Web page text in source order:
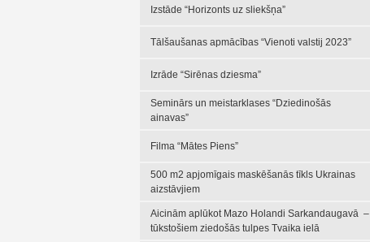
Izstāde “Horizonts uz sliekšņa”
Tālšaušanas apmācības “Vienoti valstij 2023”
Izrāde “Sirēnas dziesma”
Seminārs un meistarklases “Dziedinošās
ainavas”
Filma “Mātes Piens”
500 m2 apjomīgais maskēšanās tīkls Ukrainas
aizstāvjiem
Aicinām aplūkot Mazo Holandi Sarkandaugavā –
tūkstošiem ziedošās tulpes Tvaika ielā